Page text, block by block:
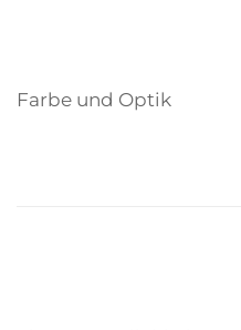
Farbe und Optik